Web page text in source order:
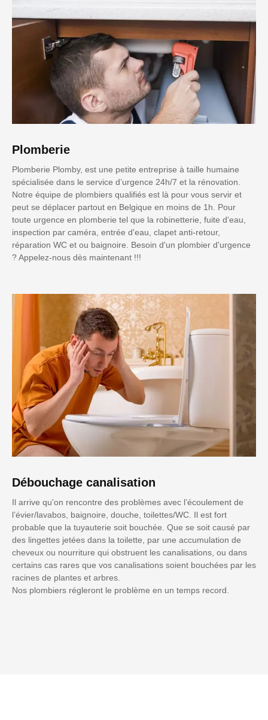
Plomberie
Plomberie Plomby, est une petite entreprise à taille humaine
spécialisée dans le service d’urgence 24h/7 et la rénovation.
Notre équipe de plombiers qualifiés est là pour vous servir et
peut se déplacer partout en Belgique en moins de 1h. Pour
toute urgence en plomberie tel que la robinetterie, fuite d'eau,
inspection par caméra, entrée d'eau, clapet anti-retour,
réparation WC et ou baignoire. Besoin d'un plombier d'urgence
? Appelez-nous dès maintenant !!!
Débouchage canalisation
Il arrive qu'on rencontre des problèmes avec l’écoulement de
l’évier/lavabos, baignoire, douche, toilettes/WC. Il est fort
probable que la tuyauterie soit bouchée. Que se soit causé par
des lingettes jetées dans la toilette, par une accumulation de
cheveux ou nourriture qui obstruent les canalisations, ou dans
certains cas rares que vos canalisations soient bouchées par les
racines de plantes et arbres.
Nos plombiers régleront le problème en un temps record.